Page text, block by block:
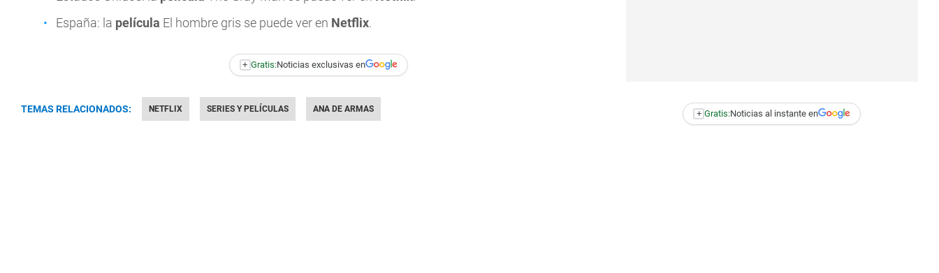
España: la película El hombre gris se puede ver en Netflix.
+ Gratis:Noticias exclusivas en
TEMAS RELACIONADOS: NETFLIX SERIES Y PELÍCULAS ANA DE ARMAS + Gratis:Noticias al instante en